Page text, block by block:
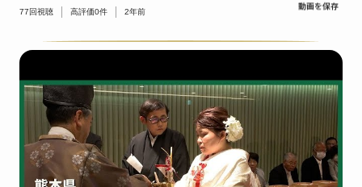
77 回視聴 高評価0件 2年前